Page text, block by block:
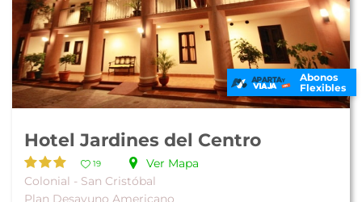
Abonos
Flexibles
Hotel Jardines del Centro
19
Ver Mapa
Colonial - San Cristóbal
Plan Desayuno Americano